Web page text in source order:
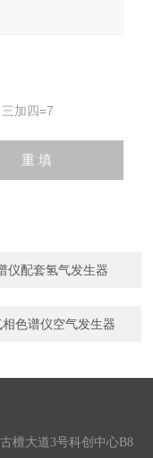
加四=7
仪配套氢气发生器
色谱仪空气发生器
檀大道3号科创中心B8